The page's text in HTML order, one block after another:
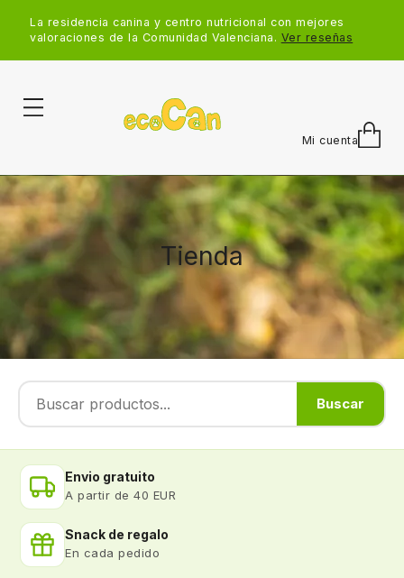
La residencia canina y centro nutricional con mejores
valoraciones de la Comunidad Valenciana. Ver reseñas
Mi cuenta
Tienda
Buscar
Envio gratuito
A partir de 40 EUR
Snack de regalo
En cada pedido